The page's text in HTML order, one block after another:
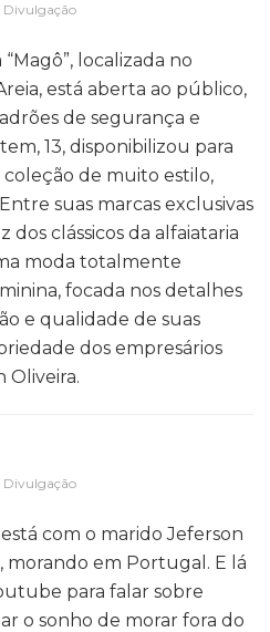
Divulgação
localizada no
está aberta ao público,
de segurança e
13, disponibilizou para
coleção de muito estilo,
suas marcas exclusivas
dos clássicos da alfaiataria
moda totalmente
focada nos detalhes
e qualidade de suas
dos empresários
Oliveira.
Divulgação
com o marido Jeferson
morando em Portugal. E lá
para falar sobre
o sonho de morar fora do